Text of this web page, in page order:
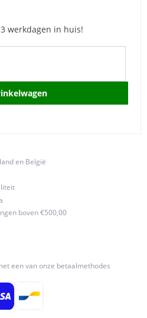
werkdagen in huis!
en België
boven €500,00
een van onze betaalmethodes